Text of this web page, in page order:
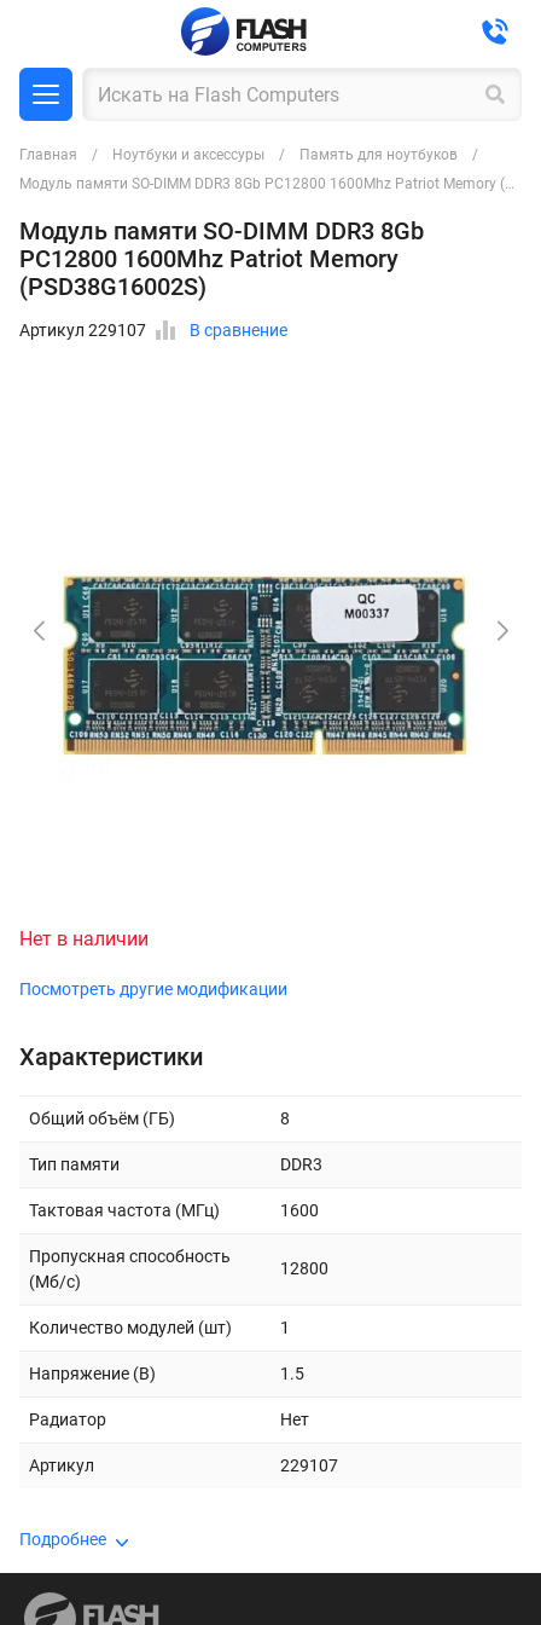
Главная Ноутбуки и аксессуры
Память для ноутбуков
Модуль памяти SO-DIMM DDR3 8Gb PC12800 1600Mhz Patriot Memory (PSD38G16002S)
Модуль памяти SO-DIMM DDR3 8Gb
PC12800 1600Mhz Patriot Memory
(PSD38G16002S)
Артикул 229107 В сравнение
Нет в наличии
Посмотреть другие модификации
Характеристики
Общий объём (ГБ) 8
Тип памяти DDR3
Тактовая частота (МГц) 1600
Пропускная способность
(Мб/с)
12800
Количество модулей (шт) 1
Напряжение (В) 1.5
Радиатор Нет
Артикул 229107
Подробнее